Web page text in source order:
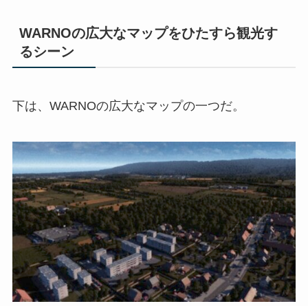
WARNOの広大なマップをひたすら観光す
るシーン
下は、WARNOの広大なマップの一つだ。